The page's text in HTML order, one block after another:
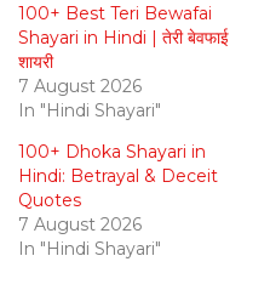
100+ Best Teri Bewafai
Shayari in Hindi | तेरी बेवफाई
शायरी
7 August 2026
In "Hindi Shayari"
100+ Dhoka Shayari in
Hindi: Betrayal & Deceit
Quotes
7 August 2026
In "Hindi Shayari"